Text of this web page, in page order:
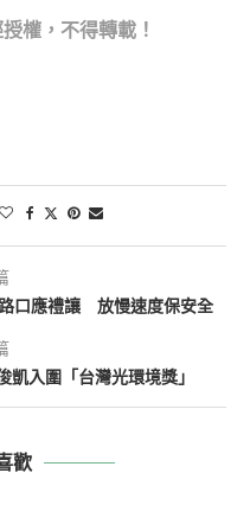
權，不得轉載！
口應禮讓 放慢速度保安全
入圍「台灣光環境獎」
歡